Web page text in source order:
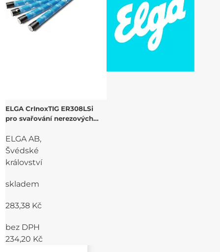
ELGA CrInoxTIG ER308LSi
pro svařování nerezových
ELGA AB,
Švédské
království
skladem
283,38 Kč
bez DPH
234,20 Kč